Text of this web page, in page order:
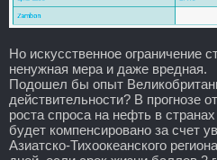
Но искусственное ограничение
ненужная мера и даже вредная.
Подошел бы опыт
действительности? В прогнозе
роста спроса на нефть в
будет компенсировано за счет
Азиатско-Тихоокеанского